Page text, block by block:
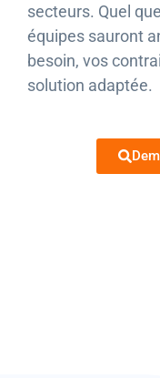
secteurs. Quel
équipes sauront
besoin, vos
solution adaptée.